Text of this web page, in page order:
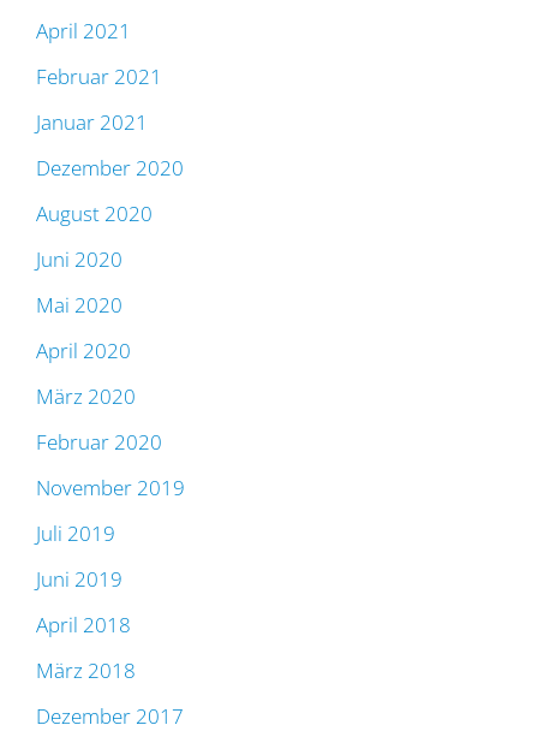
April 2021
Februar 2021
Januar 2021
Dezember 2020
August 2020
Juni 2020
Mai 2020
April 2020
März 2020
Februar 2020
November 2019
Juli 2019
Juni 2019
April 2018
März 2018
Dezember 2017